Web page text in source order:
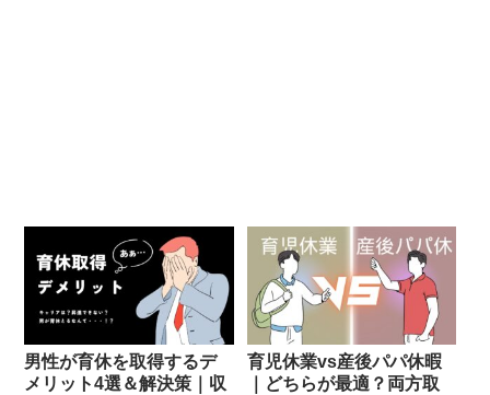
男性が育休を取得するデ
メリット4選＆解決策｜収
育児休業vs産後パパ休暇
｜どちらが最適？両方取